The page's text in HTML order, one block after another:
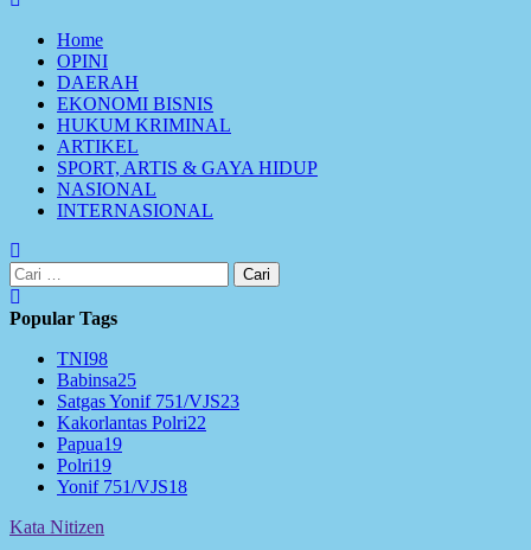
Home
OPINI
DAERAH
EKONOMI BISNIS
HUKUM KRIMINAL
ARTIKEL
SPORT, ARTIS & GAYA HIDUP
NASIONAL
INTERNASIONAL
Cari
untuk:
Popular Tags
TNI98
Babinsa25
Satgas Yonif 751/VJS23
Kakorlantas Polri22
Papua19
Polri19
Yonif 751/VJS18
Kata Nitizen